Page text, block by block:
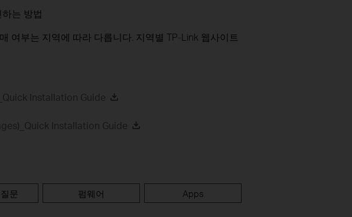
는 방법
여부는 지역에 따라 다릅니다. 지역별 TP-Link 웹사이트
Installation Guide
Installation Guide
문 펌웨어 Apps